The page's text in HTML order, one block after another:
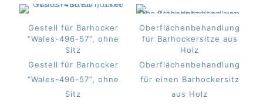
Gestell für Barhocker
“Wales-496-57”, ohne
Sitz
Gestell für Barhocker
“Wales-496-57”, ohne
Sitz
Oberflächenbehandlung
für Barhockersitze aus
Holz
Oberflächenbehandlung
für einen Barhockersitz
aus Holz